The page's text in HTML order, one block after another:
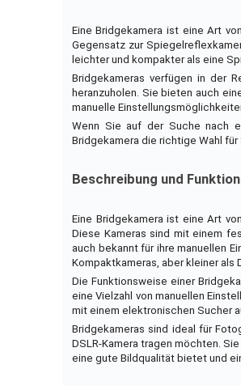
Eine Bridgekamera ist eine Art
Gegensatz zur
leichter und kompakter als eine
Bridgekameras verfügen in der
heranzuholen. Sie bieten auch
manuelle
Wenn Sie auf der Suche nach
Bridgekamera die richtige Wahl für
Beschreibung und
Eine Bridgekamera ist eine Art
Diese Kameras sind mit einem
auch bekannt für ihre manuellen
Kompaktkameras, aber kleiner als
Die Funktionsweise einer
eine Vielzahl von manuellen
mit einem elektronischen Sucher
Bridgekameras sind ideal für
DSLR-Kamera tragen möchten.
eine gute Bildqualität bietet und